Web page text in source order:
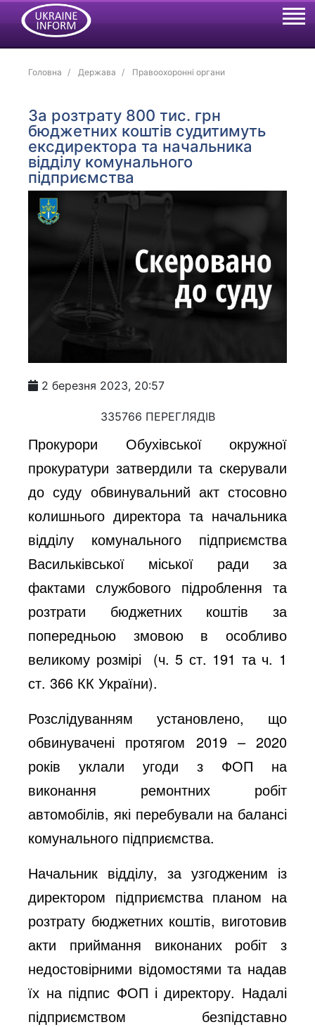
Головна Держава Правоохоронні органи
За розтрату 800 тис. грн
бюджетних коштів судитимуть
ексдиректора та начальника
відділу комунального
підприємства
2 березня 2023, 20:57
335766 ПЕРЕГЛЯДІВ
Прокурори Обухівської окружної
прокуратури затвердили та скерували
до суду обвинувальний акт стосовно
колишнього директора та начальника
відділу комунального підприємства
Васильківської міської ради за
фактами службового підроблення та
розтрати бюджетних коштів за
попередньою змовою в особливо
великому розмірі (ч. 5 ст. 191 та ч. 1
ст. 366 КК України).
Розслідуванням установлено, що
обвинувачені протягом 2019 – 2020
років уклали угоди з ФОП на
виконання ремонтних робіт
автомобілів, які перебували на балансі
комунального підприємства.
Начальник відділу, за узгодженим із
директором підприємства планом на
розтрату бюджетних коштів, виготовив
акти приймання виконаних робіт з
недостовірними відомостями та надав
їх на підпис ФОП і директору. Надалі
підприємством безпідставно